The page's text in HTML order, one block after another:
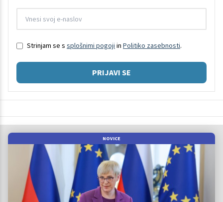
Strinjam se s splošnimi pogoji in Politiko zasebnosti.
PRIJAVI SE
NOVICE